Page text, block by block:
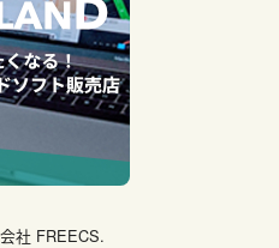
社 FREECS.